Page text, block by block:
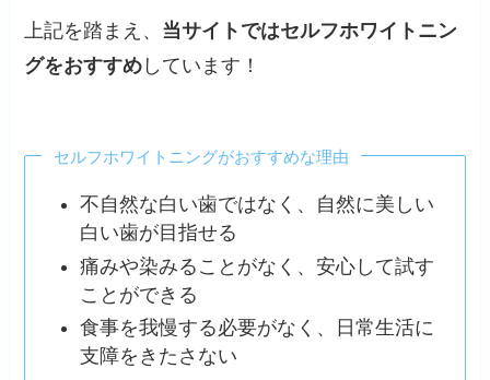
上記を踏まえ、 当サイトではセルフホワイトニン
グをおすすめ しています！
セルフホワイトニングがおすすめな理由
不自然な白い歯ではなく、自然に美しい
白い歯が目指せる
痛みや染みることがなく、安心して試す
ことができる
食事を我慢する必要がなく、日常生活に
支障をきたさない